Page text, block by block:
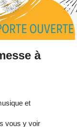
à
et
vous y voir